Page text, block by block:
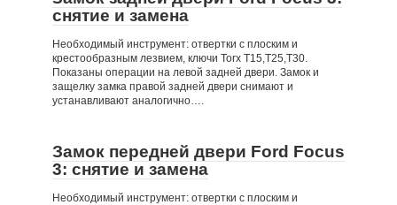
снятие и замена
Необходимый инструмент: отвертки с плоским и
крестообразным лезвием, ключи Torx Т15,Т25,Т30.
Показаны операции на левой задней двери. Замок и
защелку замка правой задней двери снимают и
устанавливают аналогично….
Замок передней двери Ford Focus
3: снятие и замена
Необходимый инструмент: отвертки с плоским и